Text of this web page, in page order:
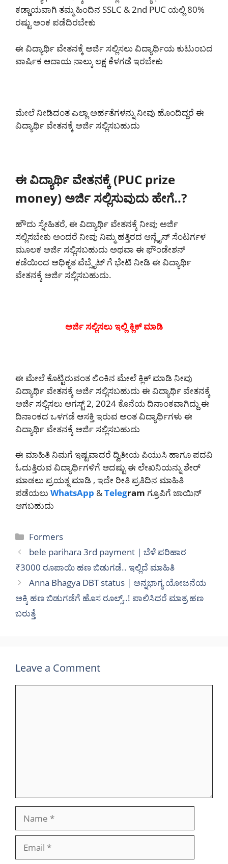
ಕಡ್ಡಾಯವಾಗಿ ತಮ್ಮ ಹಿಂದಿನ SSLC & 2nd PUC ಯಲ್ಲಿ 80%
ರಷ್ಟು ಅಂಕ ಪಡೆದಿರಬೇಕು
ಈ ವಿದ್ಯಾರ್ಥಿ ವೇತನಕ್ಕೆ ಅರ್ಜಿ ಸಲ್ಲಿಸಲು ವಿದ್ಯಾರ್ಥಿಯ ಕುಟುಂಬದ
ವಾರ್ಷಿಕ ಆದಾಯ ನಾಲ್ಕು ಲಕ್ಷ ಕೆಳಗಡೆ ಇರಬೇಕು
ಮೇಲೆ ನೀಡಿದಂತ ಎಲ್ಲಾ ಅರ್ಹತೆಗಳನ್ನು ನೀವು ಹೊಂದಿದ್ದರೆ ಈ
ವಿದ್ಯಾರ್ಥಿ ವೇತನಕ್ಕೆ ಅರ್ಜಿ ಸಲ್ಲಿಸಬಹುದು
ಈ ವಿದ್ಯಾರ್ಥಿ ವೇತನಕ್ಕೆ (PUC prize
money) ಅರ್ಜಿ ಸಲ್ಲಿಸುವುದು ಹೇಗೆ..?
ಹೌದು ಸ್ನೇಹಿತರೆ, ಈ ವಿದ್ಯಾರ್ಥಿ ವೇತನಕ್ಕೆ ನೀವು ಅರ್ಜಿ
ಸಲ್ಲಿಸಬೇಕು ಅಂದರೆ ನೀವು ನಿಮ್ಮ ಹತ್ತಿರದ ಆನ್ಲೈನ್ ಸೆಂಟರ್ಗಳ
ಮೂಲಕ ಅರ್ಜಿ ಸಲ್ಲಿಸಬಹುದು ಅಥವಾ ಈ ಫೌಂಡೇಶನ್
ಕಡೆಯಿಂದ ಅಧಿಕೃತ ವೆಬ್ಸೈಟ್ ಗೆ ಭೇಟಿ ನೀಡಿ ಈ ವಿದ್ಯಾರ್ಥಿ
ವೇತನಕ್ಕೆ ಅರ್ಜಿ ಸಲ್ಲಿಸಬಹುದು.
ಅರ್ಜಿ ಸಲ್ಲಿಸಲು ಇಲ್ಲಿ ಕ್ಲಿಕ್ ಮಾಡಿ
ಈ ಮೇಲೆ ಕೊಟ್ಟಿರುವಂತ ಲಿಂಕಿನ ಮೇಲೆ ಕ್ಲಿಕ್ ಮಾಡಿ ನೀವು
ವಿದ್ಯಾರ್ಥಿ ವೇತನಕ್ಕೆ ಅರ್ಜಿ ಸಲ್ಲಿಸಬಹುದು ಈ ವಿದ್ಯಾರ್ಥಿ ವೇತನಕ್ಕೆ
ಅರ್ಜಿ ಸಲ್ಲಿಸಲು ಆಗಸ್ಟ್ 2, 2024 ಕೊನೆಯ ದಿನಾಂಕವಾಗಿದ್ದು ಈ
ದಿನಾಂಕದ ಒಳಗಡೆ ಆಸಕ್ತಿ ಇರುವ ಅಂತ ವಿದ್ಯಾರ್ಥಿಗಳು ಈ
ವಿದ್ಯಾರ್ಥಿ ವೇತನಕ್ಕೆ ಅರ್ಜಿ ಸಲ್ಲಿಸಬಹುದು
ಈ ಮಾಹಿತಿ ನಿಮಗೆ ಇಷ್ಟವಾದರೆ ದ್ವಿತೀಯ ಪಿಯುಸಿ ಹಾಗೂ ಪದವಿ
ಓದುತ್ತಿರುವ ವಿದ್ಯಾರ್ಥಿಗಳಿಗೆ ಆದಷ್ಟು ಈ ಲೇಖನಿಯನ್ನು ಶೇರ್
ಮಾಡಲು ಪ್ರಯತ್ನ ಮಾಡಿ , ಇದೇ ರೀತಿ ಪ್ರತಿದಿನ ಮಾಹಿತಿ
ಪಡೆಯಲು WhatsApp &Telegram ಗ್ರೂಪಿಗೆ ಜಾಯಿನ್
ಆಗಬಹುದು
Categories
Formers
bele parihara 3rd payment | ಬೆಳೆ ಪರಿಹಾರ
₹3000 ರೂಪಾಯಿ ಹಣ ಬಿಡುಗಡೆ.. ಇಲ್ಲಿದೆ ಮಾಹಿತಿ
Anna Bhagya DBT status | ಅನ್ನಭಾಗ್ಯ ಯೋಜನೆಯ
ಅಕ್ಕಿ ಹಣ ಬಿಡುಗಡೆಗೆ ಹೊಸ ರೂಲ್ಸ್..! ಪಾಲಿಸಿದರೆ ಮಾತ್ರ ಹಣ
ಬರುತ್ತೆ
Leave a Comment